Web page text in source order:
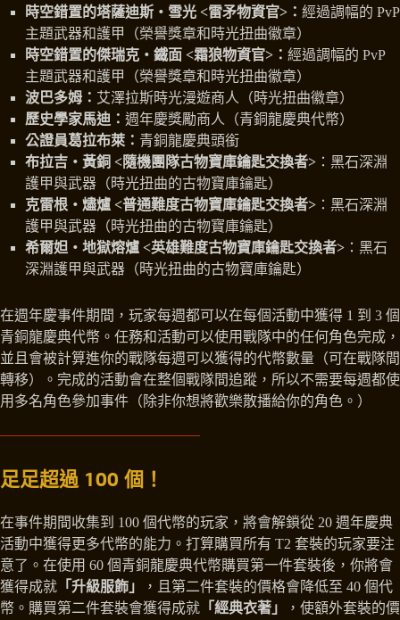
時空錯置的塔薩迪斯‧雪光 <雷矛物資官>： 經過調幅的 PvP
主題武器和護甲（榮譽獎章和時光扭曲徽章）
時空錯置的傑瑞克‧鐵面 <霜狼物資官>： 經過調幅的 PvP
主題武器和護甲（榮譽獎章和時光扭曲徽章）
波巴多姆： 艾澤拉斯時光漫遊商人（時光扭曲徽章）
歷史學家馬迪： 週年慶獎勵商人（青銅龍慶典代幣）
公證員葛拉布萊： 青銅龍慶典頭銜
布拉吉‧黃銅 <隨機團隊古物寶庫鑰匙交換者> ：黑石深淵
護甲與武器（時光扭曲的古物寶庫鑰匙）
克雷根‧燼爐 <普通難度古物寶庫鑰匙交換者> ：黑石深淵
護甲與武器（時光扭曲的古物寶庫鑰匙）
希爾妲‧地獄熔爐 <英雄難度古物寶庫鑰匙交換者> ：黑石
深淵護甲與武器（時光扭曲的古物寶庫鑰匙）
在週年慶事件期間，玩家每週都可以在每個活動中獲得 1 到 3 個
青銅龍慶典代幣。任務和活動可以使用戰隊中的任何角色完成，
並且會被計算進你的戰隊每週可以獲得的代幣數量（可在戰隊間
轉移）。完成的活動會在整個戰隊間追蹤，所以不需要每週都使
用多名角色參加事件（除非你想將歡樂散播給你的角色。）
足足超過 100 個！
在事件期間收集到 100 個代幣的玩家，將會解鎖從 20 週年慶典
活動中獲得更多代幣的能力。打算購買所有 T2 套裝的玩家要注
意了。在使用 60 個青銅龍慶典代幣購買第一件套裝後，你將會
獲得成就 「升級服飾」
，且第二件套裝的價格會降低至 40 個代
幣。購買第二件套裝會獲得成就 「經典衣著」
，使額外套裝的價